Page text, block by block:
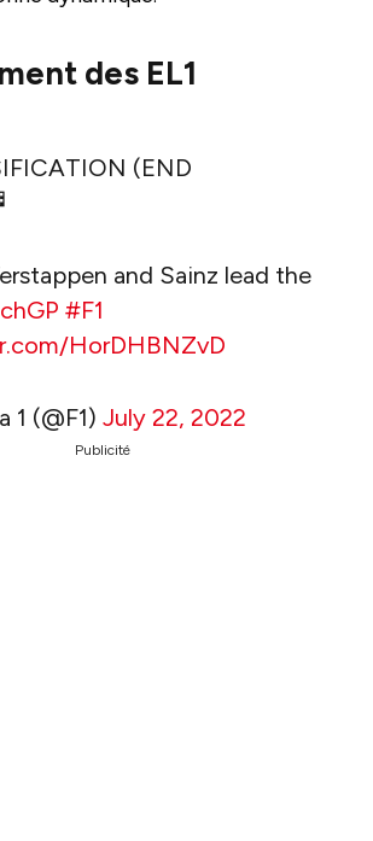
des EL1
(END
and Sainz lead the
#F1
HorDHBNZvD
1 (@F1)July 22, 2022
Publicité